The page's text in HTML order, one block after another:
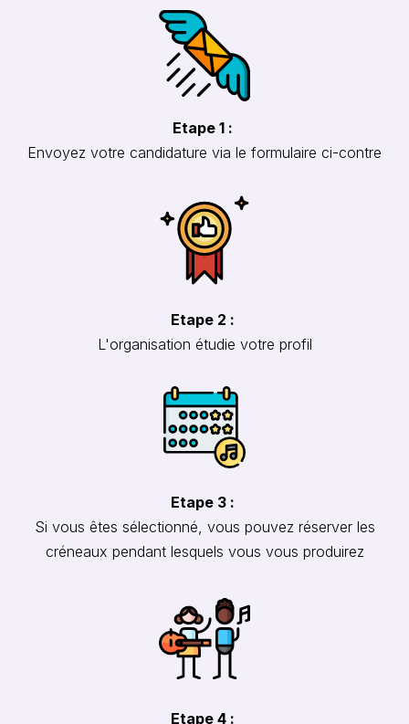
Etape 1 :
Envoyez votre candidature via le formulaire ci-contre
Etape 2 :
L'organisation étudie votre profil
Etape 3 :
Si vous êtes sélectionné, vous pouvez réserver les
créneaux pendant lesquels vous vous produirez
Etape 4 :